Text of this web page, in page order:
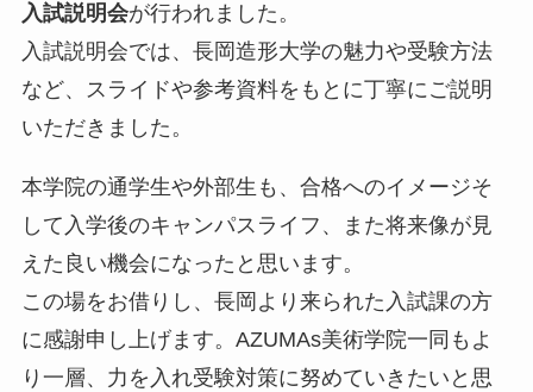
入試説明会が行われました。
入試説明会では、長岡造形大学の魅力や受験方法
など、スライドや参考資料をもとに丁寧にご説明
いただきました。
本学院の通学生や外部生も、合格へのイメージそ
して入学後のキャンパスライフ、また将来像が見
えた良い機会になったと思います。
この場をお借りし、長岡より来られた入試課の方
に感謝申し上げます。AZUMAs美術学院一同もよ
り一層、力を入れ受験対策に努めていきたいと思